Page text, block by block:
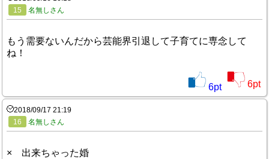
15
名無しさん
もう需要ないんだから芸能界引退して子育てに専念して
ね！
6pt 6pt
2018/09/17 21:19
16
名無しさん
× 出来ちゃった婚